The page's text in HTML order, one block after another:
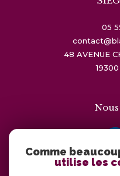
05
48 AVENUE
19300
Comme
utilise les